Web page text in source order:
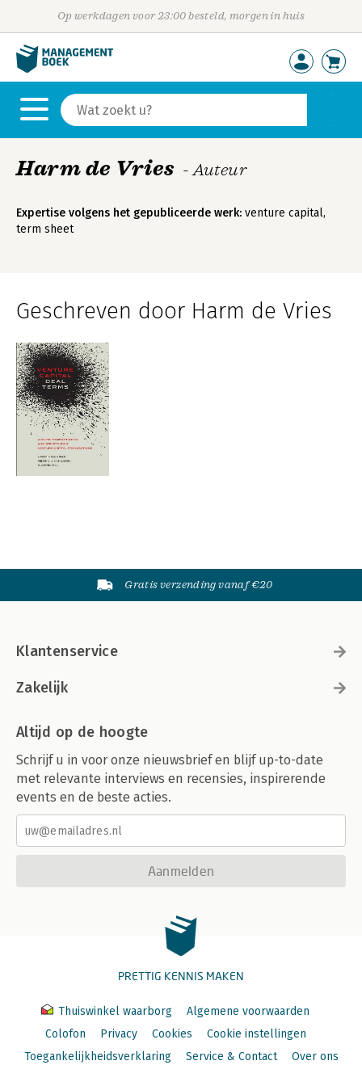
Op werkdagen voor 23:00 besteld, morgen in huis
Harm de Vries - Auteur
Expertise volgens het gepubliceerde werk: venture capital,
term sheet
Geschreven door Harm de Vries
Gratis verzending vanaf €20
Klantenservice
Zakelijk
Altijd op de hoogte
Schrijf u in voor onze nieuwsbrief en blijf up-to-date
met relevante interviews en recensies, inspirerende
events en de beste acties.
Aanmelden
PRETTIG KENNIS MAKEN
Thuiswinkel waarborg
Algemene voorwaarden
Colofon
Privacy Cookies
Cookie instellingen
Toegankelijkheidsverklaring
Service & Contact Over ons